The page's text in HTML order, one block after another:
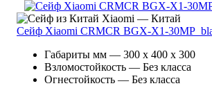
Xiaomi — Китай
Сейф Xiaomi CRMCR BGX-X1-
Габариты мм — 300 x 400 x 300
Взломостойкость — Без класса
Огнестойкость — Без класса